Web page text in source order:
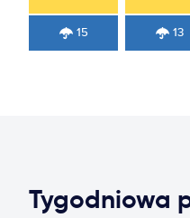
15 13
Tygodniowa